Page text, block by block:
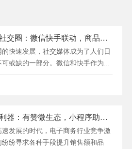
一键覆盖社交圈：微信快手联动，商品营销新境界！
的快速发展，社交媒体成为了人们日
可或缺的一部分。微信和快手作为...
三大商城利器：有赞微生态，小程序助力，公众号营销攻略
速发展的时代，电子商务行业竞争激
纷纷寻求各种手段提升销售额和品